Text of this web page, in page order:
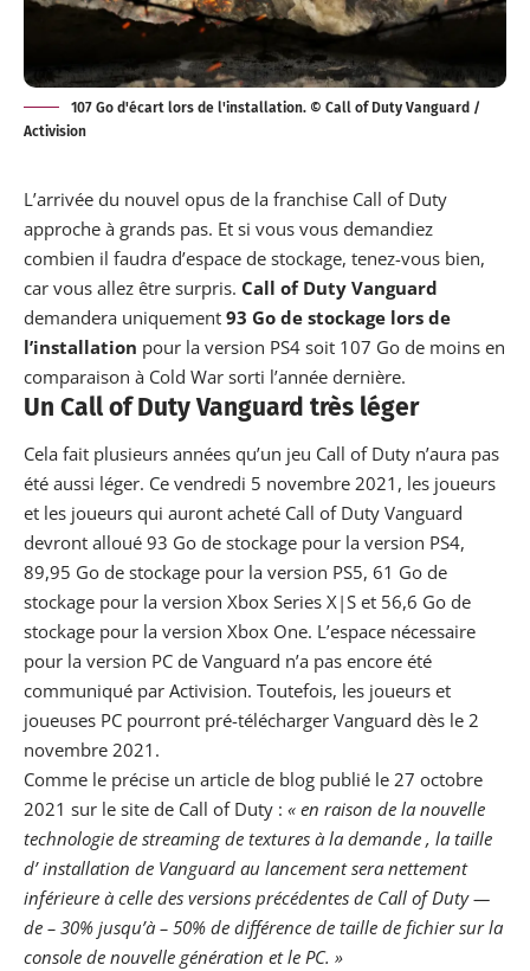
107 Go d'écart lors de l'installation. © Call of Duty Vanguard /
Activision
L’arrivée du nouvel opus de la franchise Call of Duty
approche à grands pas. Et si vous vous demandiez
combien il faudra d’espace de stockage, tenez-vous bien,
car vous allez être surpris. Call of Duty Vanguard
demandera uniquement 93 Go de stockage lors de
l’installation pour la version PS4 soit 107 Go de moins en
comparaison à Cold War sorti l’année dernière.
Un Call of Duty Vanguard très léger
Cela fait plusieurs années qu’un jeu Call of Duty n’aura pas
été aussi léger. Ce vendredi 5 novembre 2021, les joueurs
et les joueurs qui auront acheté Call of Duty Vanguard
devront alloué 93 Go de stockage pour la version PS4,
89,95 Go de stockage pour la version PS5, 61 Go de
stockage pour la version Xbox Series X|S et 56,6 Go de
stockage pour la version Xbox One. L’espace nécessaire
pour la version PC de Vanguard n’a pas encore été
communiqué par Activision. Toutefois, les joueurs et
joueuses PC pourront pré-télécharger Vanguard dès le 2
novembre 2021.
Comme le précise un article de blog publié le 27 octobre
2021 sur le site de Call of Duty : « en raison de la nouvelle
technologie de streaming de textures à la demande , la taille
d’ installation de Vanguard au lancement sera nettement
inférieure à celle des versions précédentes de Call of Duty —
de – 30% jusqu’à – 50% de différence de taille de fichier sur la
console de nouvelle génération et le PC. »